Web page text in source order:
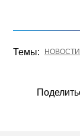
Темы: НОВОСТИ